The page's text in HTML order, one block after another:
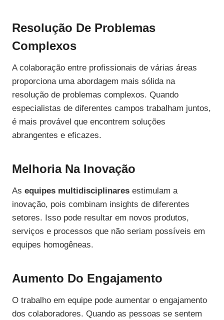
Resolução De Problemas
Complexos
A colaboração entre profissionais de várias áreas
proporciona uma abordagem mais sólida na
resolução de problemas complexos. Quando
especialistas de diferentes campos trabalham juntos,
é mais provável que encontrem soluções
abrangentes e eficazes.
Melhoria Na Inovação
As equipes multidisciplinares estimulam a
inovação, pois combinam insights de diferentes
setores. Isso pode resultar em novos produtos,
serviços e processos que não seriam possíveis em
equipes homogêneas.
Aumento Do Engajamento
O trabalho em equipe pode aumentar o engajamento
dos colaboradores. Quando as pessoas se sentem